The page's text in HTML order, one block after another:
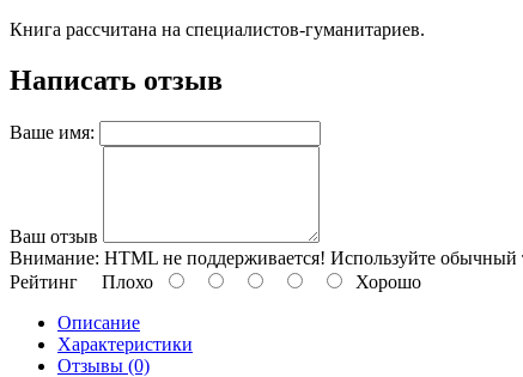
Книга рассчитана на специалистов-гуманитариев.
Написать отзыв
Ваше имя:
Ваш отзыв
Внимание: HTML не поддерживается! Используйте обычный
Рейтинг Плохо Хорошо
Описание
Характеристики
Отзывы (0)